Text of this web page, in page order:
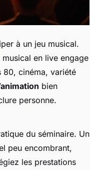
à un jeu musical.
en live engage
80, cinéma, variété
bien
personne.
du séminaire. Un
peu encombrant,
les prestations